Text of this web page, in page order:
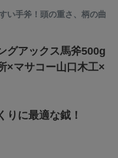
い手斧！頭の重さ、柄の曲
アックス馬斧500g
×マサコー山口木工×
りに最適な鉞！